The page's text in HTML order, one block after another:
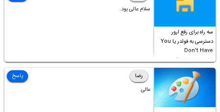
سه راه برای رفع ارور
دسترسی به فولدر یا You
Don’t Have
Permission to
Access this folder
سلام عالی بود.
رضا
عالی
پاسخ